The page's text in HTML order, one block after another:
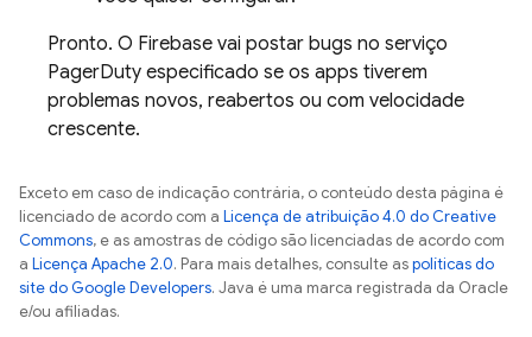
Pronto. O Firebase vai postar bugs no serviço
PagerDuty especificado se os apps tiverem
problemas novos, reabertos ou com velocidade
crescente.
Exceto em caso de indicação contrária, o conteúdo desta página é
licenciado de acordo com a Licença de atribuição 4.0 do Creative
Commons, e as amostras de código são licenciadas de acordo com
a Licença Apache 2.0. Para mais detalhes, consulte aspolíticas do
site do Google Developers. Java é uma marca registrada da Oracle
e/ou afiliadas.